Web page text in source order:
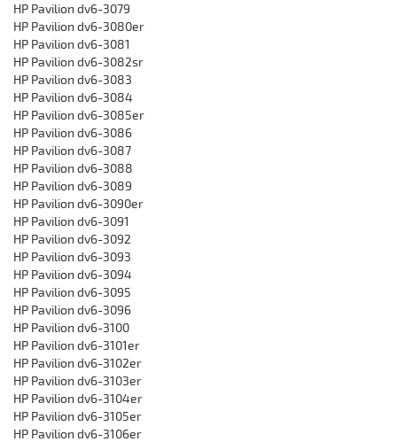
HP Pavilion dv6-3079
HP Pavilion dv6-3080er
HP Pavilion dv6-3081
HP Pavilion dv6-3082sr
HP Pavilion dv6-3083
HP Pavilion dv6-3084
HP Pavilion dv6-3085er
HP Pavilion dv6-3086
HP Pavilion dv6-3087
HP Pavilion dv6-3088
HP Pavilion dv6-3089
HP Pavilion dv6-3090er
HP Pavilion dv6-3091
HP Pavilion dv6-3092
HP Pavilion dv6-3093
HP Pavilion dv6-3094
HP Pavilion dv6-3095
HP Pavilion dv6-3096
HP Pavilion dv6-3100
HP Pavilion dv6-3101er
HP Pavilion dv6-3102er
HP Pavilion dv6-3103er
HP Pavilion dv6-3104er
HP Pavilion dv6-3105er
HP Pavilion dv6-3106er